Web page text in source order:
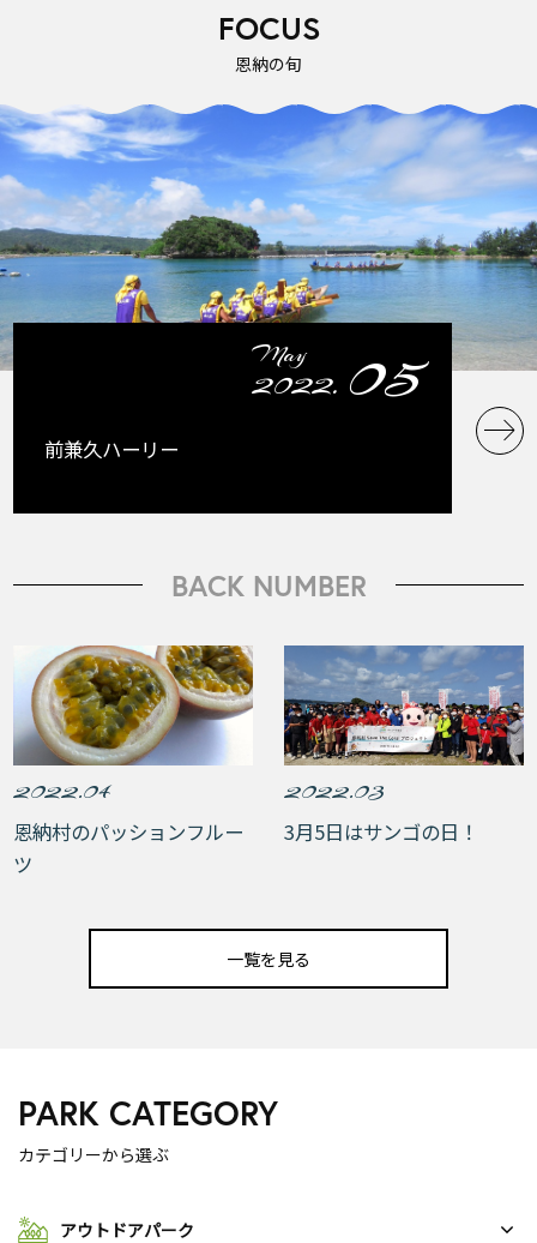
FOCUS
恩納の旬
May
2022. 05
前兼久ハーリー
BACK NUMBER
2022.04
恩納村のパッションフルー
ツ
2022.03
3月5日はサンゴの日！
一覧を見る
PARK CATEGORY
カテゴリーから選ぶ
アウトドアパーク